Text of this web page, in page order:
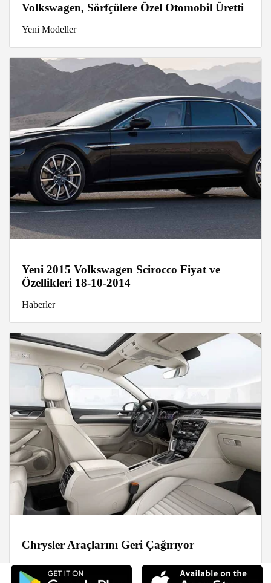
Volkswagen, Sörfçülere Özel Otomobil Üretti
Yeni Modeller
Yeni 2015 Volkswagen Scirocco Fiyat ve
Özellikleri 18-10-2014
Haberler
Chrysler Araçlarını Geri Çağırıyor
Haberler